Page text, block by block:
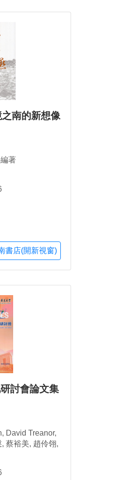
南的新想像
著
書店(開新視窗)
討會論文集
David Treanor,
蔡裕美, 趙伶翎,